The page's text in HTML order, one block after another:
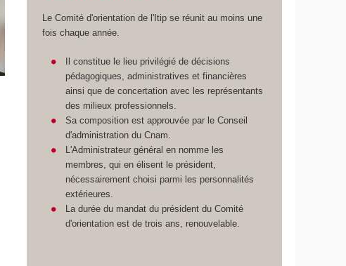
Le Comité d'orientation de l'Itip se réunit au moins une
fois chaque année.
Il constitue le lieu privilégié de décisions
pédagogiques, administratives et financières
ainsi que de concertation avec les représentants
des milieux professionnels.
Sa composition est approuvée par le Conseil
d'administration du Cnam.
L'Administrateur général en nomme les
membres, qui en élisent le président,
nécessairement choisi parmi les personnalités
extérieures.
La durée du mandat du président du Comité
d'orientation est de trois ans, renouvelable.